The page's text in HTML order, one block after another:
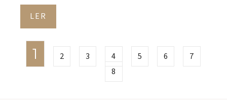
LER
1 2 3 4 5 6
7
8